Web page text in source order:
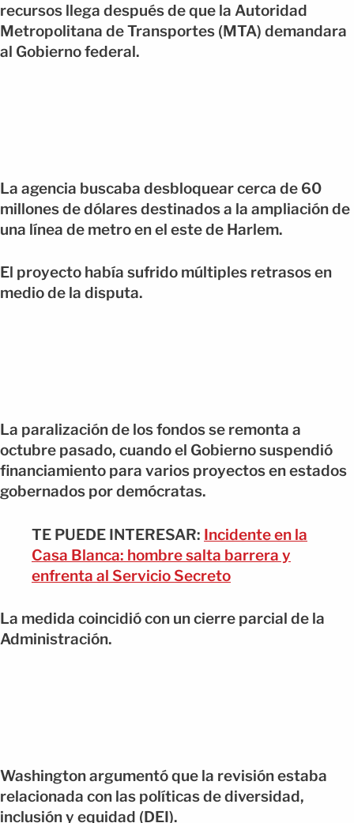
recursos llega después de que la Autoridad
Metropolitana de Transportes (MTA) demandara
al Gobierno federal.
La agencia buscaba desbloquear cerca de 60
millones de dólares destinados a la ampliación de
una línea de metro en el este de Harlem.
El proyecto había sufrido múltiples retrasos en
medio de la disputa.
La paralización de los fondos se remonta a
octubre pasado, cuando el Gobierno suspendió
financiamiento para varios proyectos en estados
gobernados por demócratas.
TE PUEDE INTERESAR: Incidente en la
Casa Blanca: hombre salta barrera y
enfrenta al Servicio Secreto
La medida coincidió con un cierre parcial de la
Administración.
Washington argumentó que la revisión estaba
relacionada con las políticas de diversidad,
inclusión y equidad (DEI).